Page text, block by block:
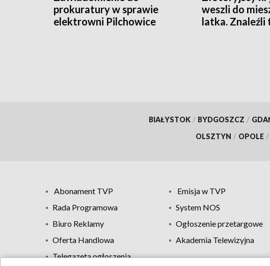
prokuratury w sprawie
elektrowni Pilchowice
weszli do
latka. Znaleźli
BIAŁYSTOK / BYDGOSZCZ /
OLSZTYN / OPOLE /
Abonament TVP Emisja w TVP
Rada Programowa
System NOS
Biuro Reklamy
Ogłoszenie przetargowe
Oferta Handlowa
Akademia Telewizyjna
Telegazeta ogłoszenia